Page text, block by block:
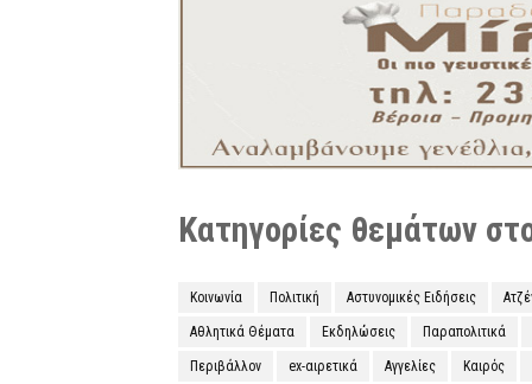
Κατηγορίες θεμάτων
Κοινωνία Πολιτική Αστυνομικές Ειδήσεις
Αθλητικά Θέματα Εκδηλώσεις Παραπολιτικά
Περιβάλλον ex-αιρετικά Αγγελίες Καιρός